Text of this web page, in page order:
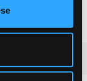
annak konkrét
a